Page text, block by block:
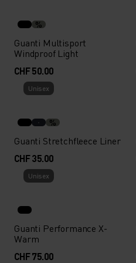
%
Guanti Multisport
Windproof Light
CHF 50.00
Unisex
%
Guanti Stretchfleece Liner
CHF 35.00
Unisex
Guanti Performance X-
Warm
CHF 75.00